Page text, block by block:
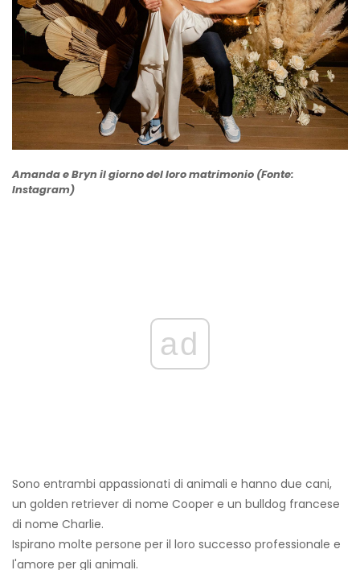
Amanda e Bryn il giorno del loro matrimonio (Fonte:
Instagram)
ad
Sono entrambi appassionati di animali e hanno due cani,
un golden retriever di nome Cooper e un bulldog francese
di nome Charlie.
Ispirano molte persone per il loro successo professionale e
l'amore per gli animali.